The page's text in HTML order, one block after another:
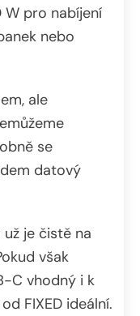
W pro nabíjení
nebo
ale
se
datový
je čistě na
však
C vhodný i k
FIXED ideální.